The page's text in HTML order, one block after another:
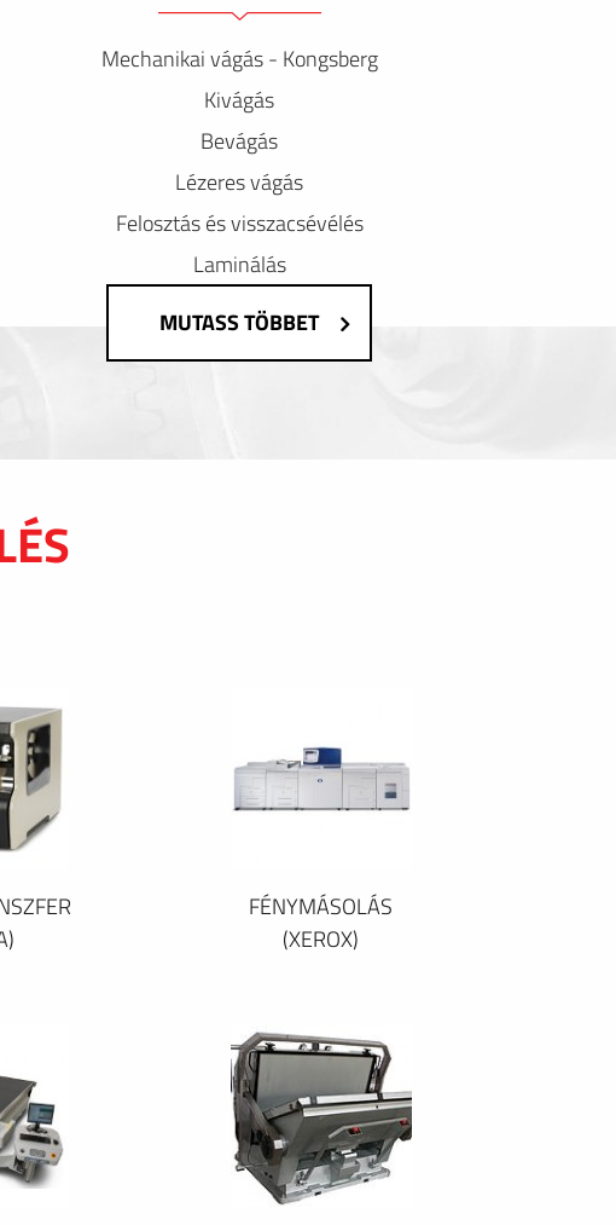
Mechanikai vágás - Kongsberg
Kivágás
Bevágás
Lézeres vágás
Felosztás és visszacsévélés
Laminálás
MUTASS TÖBBET
FÉNYMÁSOLÁS
(XEROX)